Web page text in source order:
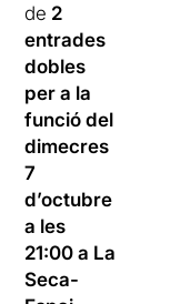
de 2
entrades
dobles
per a la
funció del
dimecres
7
d’octubre
a les
21:00 a La
Seca-